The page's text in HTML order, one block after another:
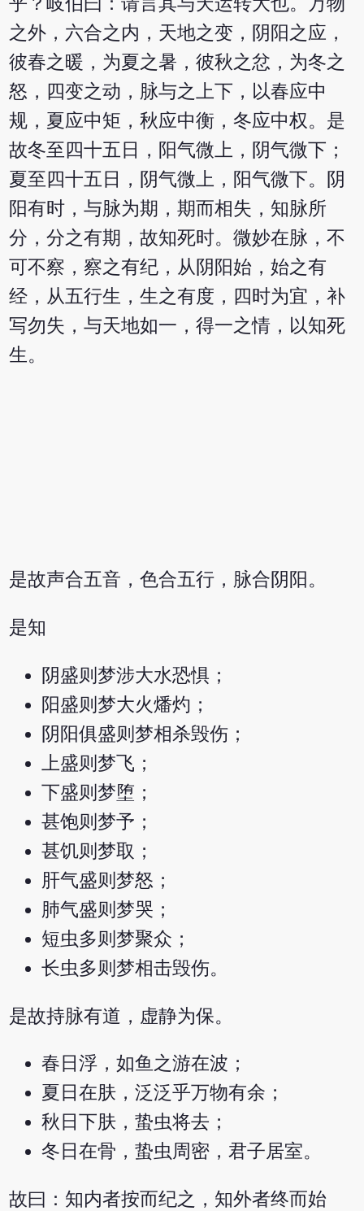
之外，六合之内，天地之变，阴阳之应，
彼春之暖，为夏之暑，彼秋之忿，为冬之
怒，四变之动，脉与之上下，以春应中
规，夏应中矩，秋应中衡，冬应中权。是
故冬至四十五日，阳气微上，阴气微下；
夏至四十五日，阴气微上，阳气微下。阴
阳有时，与脉为期，期而相失，知脉所
分，分之有期，故知死时。微妙在脉，不
可不察，察之有纪，从阴阳始，始之有
经，从五行生，生之有度，四时为宜，补
写勿失，与天地如一，得一之情，以知死
生。
是故声合五音，色合五行，脉合阴阳。
是知
阴盛则梦涉大水恐惧；
阳盛则梦大火燔灼；
阴阳俱盛则梦相杀毁伤；
上盛则梦飞；
下盛则梦堕；
甚饱则梦予；
甚饥则梦取；
肝气盛则梦怒；
肺气盛则梦哭；
短虫多则梦聚众；
长虫多则梦相击毁伤。
是故持脉有道，虚静为保。
春日浮，如鱼之游在波；
夏日在肤，泛泛乎万物有余；
秋日下肤，蛰虫将去；
冬日在骨，蛰虫周密，君子居室。
故曰：知内者按而纪之，知外者终而始